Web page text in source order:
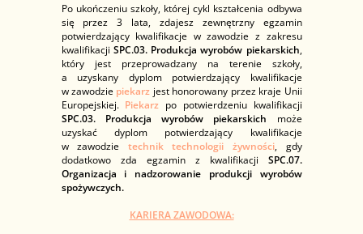
Po ukończeniu szkoły, której cykl kształcenia odbywa
się przez 3 lata, zdajesz zewnętrzny egzamin
potwierdzający kwalifikacje w zawodzie z zakresu
kwalifikacji SPC.03. Produkcja wyrobów piekarskich,
który jest przeprowadzany na terenie szkoły,
a uzyskany dyplom potwierdzający kwalifikacje
w zawodzie piekarz jest honorowany przez kraje Unii
Europejskiej. Piekarz po potwierdzeniu kwalifikacji
SPC.03. Produkcja wyrobów piekarskich może
uzyskać dyplom potwierdzający kwalifikacje
w zawodzie technik technologii żywności, gdy
dodatkowo zda egzamin z kwalifikacji SPC.07.
Organizacja i nadzorowanie produkcji wyrobów
spożywczych.
KARIERA ZAWODOWA: